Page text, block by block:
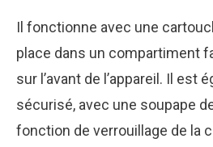
Il fonctionne avec une
place dans un compartiment
sur l’avant de l’appareil. Il est
sécurisé, avec une soupape
fonction de verrouillage de la